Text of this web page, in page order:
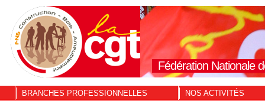
Fédération Nationale
BRANCHES PROFESSIONNELLES NOS ACTIVITÉS